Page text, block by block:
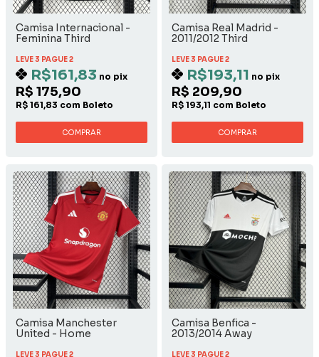
Camisa Internacional -
Feminina Third
LEVE 3 PAGUE 2
R$161,83 no pix
R$ 175,90
R$ 161,83 com Boleto
COMPRAR
Camisa Real Madrid -
2011/2012 Third
LEVE 3 PAGUE 2
R$193,11 no pix
R$ 209,90
R$ 193,11 com Boleto
COMPRAR
Camisa Manchester
United - Home
LEVE 3 PAGUE 2
Camisa Benfica -
2013/2014 Away
LEVE 3 PAGUE 2